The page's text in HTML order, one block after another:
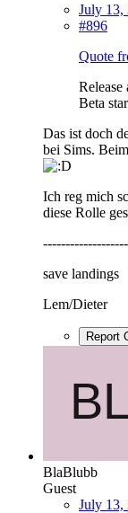
July 13,
#896
Quote
Beta
Das ist doch
bei Sims.
Ich reg mich
diese Rolle
save landings
Lem/Dieter
Report
BlaBlubb
Guest
July 13,